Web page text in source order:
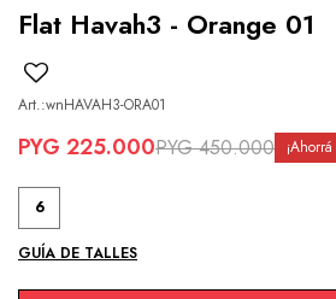
Flat Havah3 - Orange 01
wnHAVAH3-ORA01
PYG 225.000PYG 450.000
6
GUÍA DE TALLES